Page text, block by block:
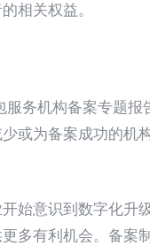
相关权益。
务机构备案专题报
或为备案成功的机
意识到数字化升
多有利机会。备案